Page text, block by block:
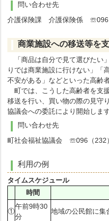
問い合わせ先
介護保険課 介護保険係 ☏096
商業施設への移送等を
「商品は自分で見て選びたい
りでは商業施設に行けない」「
不安がある」などといった高齢
町では、こうした高齢者を支
移送を行い、買い物の際の見守
協議会への委託により開始します
問い合わせ先
町社会福祉協議会 ☏096（232
利用の例
タイムスケジュール
時間
①
午前9時30
分
地域の公民館に集